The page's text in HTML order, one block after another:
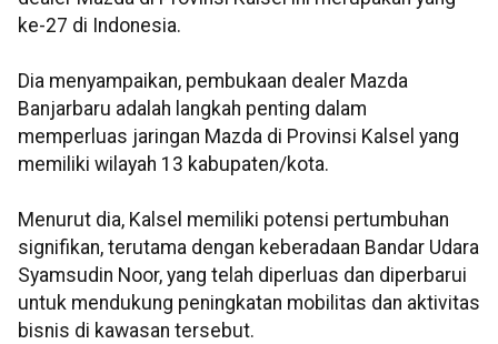
ke-27 di Indonesia.
Dia menyampaikan, pembukaan dealer Mazda
Banjarbaru adalah langkah penting dalam
memperluas jaringan Mazda di Provinsi Kalsel yang
memiliki wilayah 13 kabupaten/kota.
Menurut dia, Kalsel memiliki potensi pertumbuhan
signifikan, terutama dengan keberadaan Bandar Udara
Syamsudin Noor, yang telah diperluas dan diperbarui
untuk mendukung peningkatan mobilitas dan aktivitas
bisnis di kawasan tersebut.